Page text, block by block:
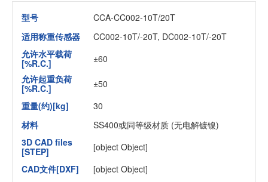
型号
CCA-CC002-10T/20T
适用称重传感器
CC002-10T/-20T, DC002-10T/-20T
允许水平载荷
[%R.C.]
±60
允许起重负荷
[%R.C.]
±50
重量(约)[kg]
30
材料
SS400或同等级材质 (无电解镀镍)
3D CAD files
[STEP]
[object Object]
CAD文件[DXF]
[object Object]